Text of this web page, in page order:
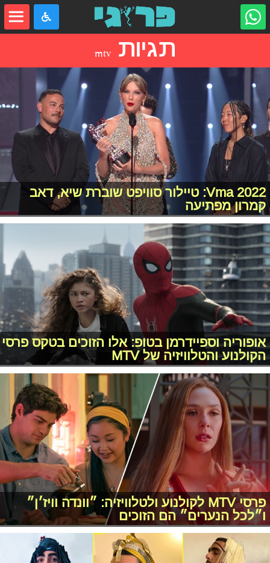
תגיותmtv
Vma 2022: טיילור סוויפט שוברת שיא, דאב
קמרון מפתיעה
אופוריה וספיידרמן בטופ: אלו הזוכים בטקס פרסי
הקולנוע והטלוויזיה של MTV
פרסי MTV לקולנוע ולטלוויזיה: ״וונדה וויז׳ן״
ו״לכל הנערים״ הם הזוכים